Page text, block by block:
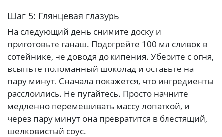
Шаг 5: Глянцевая глазурь
На следующий день снимите доску и
приготовьте ганаш. Подогрейте 100 мл сливок в
сотейнике, не доводя до кипения. Уберите с огня,
всыпьте поломанный шоколад и оставьте на
пару минут. Сначала покажется, что ингредиенты
расслоились. Не пугайтесь. Просто начните
медленно перемешивать массу лопаткой, и
через пару минут она превратится в блестящий,
шелковистый соус.